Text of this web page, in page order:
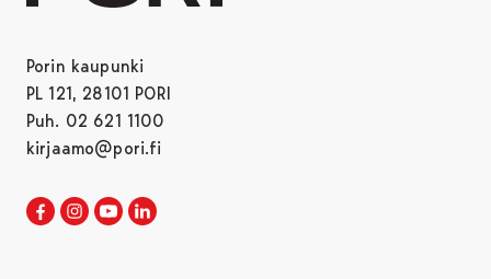
Porin kaupunki
PL 121, 28101 PORI
Puh. 02 621 1100
kirjaamo@pori.fi
Porin kaupunki Facebookissa
Avautuu uudessa välilehdessä
Porin kaupunki Instagramissa
Avautuu uudessa välilehdessä
Porin kaupunki Youtubessa
Avautuu uudessa välilehdessä